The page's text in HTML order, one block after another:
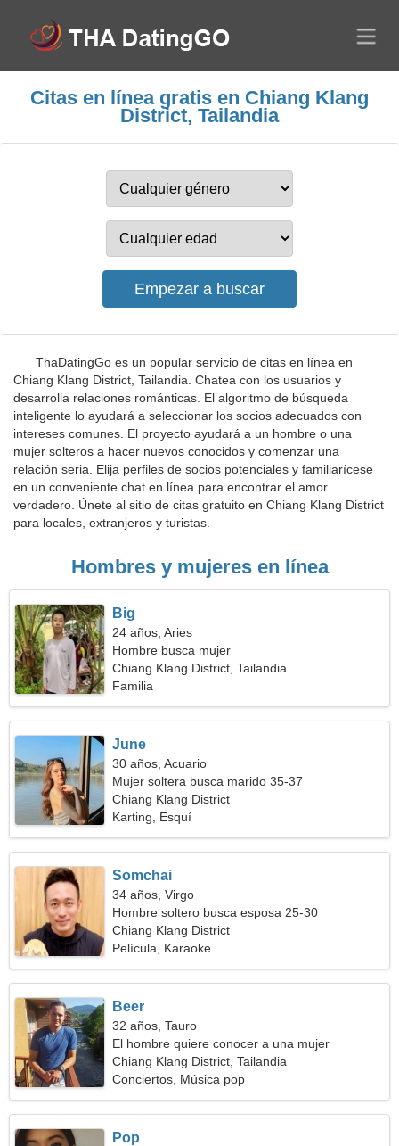
Citas en línea gratis en Chiang Klang
District, Tailandia
ThaDatingGo es un popular servicio de citas en línea en
Chiang Klang District, Tailandia. Chatea con los usuarios y
desarrolla relaciones románticas. El algoritmo de búsqueda
inteligente lo ayudará a seleccionar los socios adecuados con
intereses comunes. El proyecto ayudará a un hombre o una
mujer solteros a hacer nuevos conocidos y comenzar una
relación seria. Elija perfiles de socios potenciales y familiarícese
en un conveniente chat en línea para encontrar el amor
verdadero. Únete al sitio de citas gratuito en Chiang Klang District
para locales, extranjeros y turistas.
Hombres y mujeres en línea
Big
24 años, Aries
Hombre busca mujer
Chiang Klang District, Tailandia
Familia
June
30 años, Acuario
Mujer soltera busca marido 35-37
Chiang Klang District
Karting, Esquí
Somchai
34 años, Virgo
Hombre soltero busca esposa 25-30
Chiang Klang District
Película, Karaoke
Beer
32 años, Tauro
El hombre quiere conocer a una mujer
Chiang Klang District, Tailandia
Conciertos, Música pop
Pop